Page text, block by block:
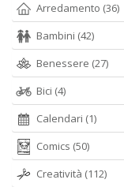
Arredamento (36)
Bambini (42)
Benessere (27)
Bici (4)
Calendari (1)
Comics (50)
Creatività (112)